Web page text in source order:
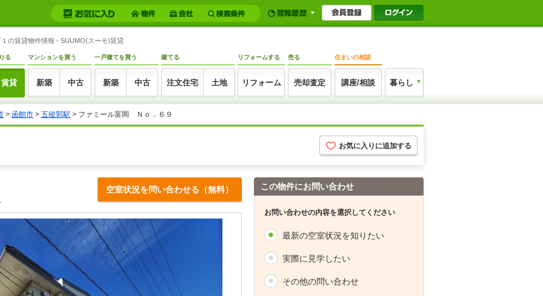
の賃貸物件情報 - SUUMO(スーモ)賃貸
る
賃貸
マンションを買う
新築 中古
一戸建てを買う
新築 中古
建てる
注文住宅 土地
リフォームする
リフォーム
売る
売却査定
住まいの相談
講座/相談 暮らし
> 函館市 > 五稜郭駅 > ファミール富岡 Ｎｏ．６９
お気に入りに追加する
空室状況を問い合わせる（無料） この物件にお問い合わせ
お問い合わせの内容を選択してください
最新の空室状況を知りたい
実際に見学したい
その他の問い合わせ